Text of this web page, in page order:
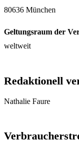
80636 München
Geltungsraum der
weltweit
Redaktionell
Nathalie Faure